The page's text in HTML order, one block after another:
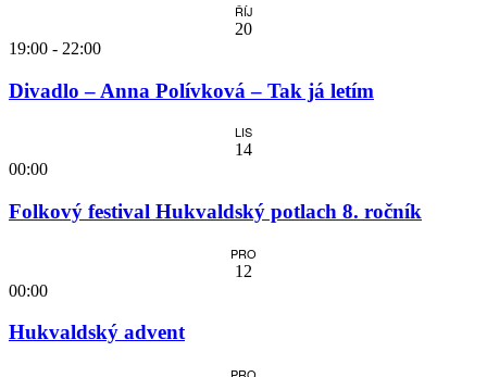
ŘÍJ
20
19:00 - 22:00
Divadlo – Anna Polívková – Tak já letím
LIS
14
00:00
Folkový festival Hukvaldský potlach 8. ročník
PRO
12
00:00
Hukvaldský advent